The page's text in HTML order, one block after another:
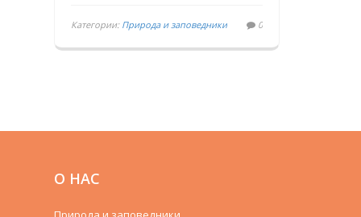
Категории: Природа и заповедники 0
О НАС